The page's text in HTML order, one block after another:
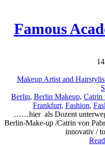
Famous
Makeup Artist and
Berlin, Berlin Makeup, Catrin
Frankfurt, Fashion,
……hier als Dozent
Berlin-Make-up /Catrin von
innovativ /